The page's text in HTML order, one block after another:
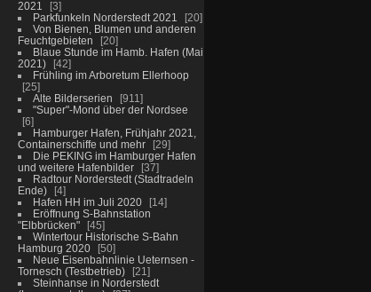
2021
3
Parkfunkeln Norderstedt 2021
20
Von Bienen, Blumen und anderen
Feuchtgebieten
20
Blaue Stunde im Hamb. Hafen (Mai
2021)
42
Frühling im Arboretum Ellerhoop
25
Alte Bilderserien
911
"Super"-Mond über der Nordsee
6
Hamburger Hafen, Frühjahr 2021,
Containerschiffe und mehr
29
Die PEKING im Hamburger Hafen
und weitere Hafenbilder
37
Radtour Norderstedt (Stadtradeln
Ende)
4
Hafen HH im Juli 2020
14
Eröffnung S-Bahnstation
"Elbbrücken"
45
Wintertour Historische S-Bahn
Hamburg 2020
50
Neue Eisenbahnlinie Ueternsen -
Tornesch (Testbetrieb)
21
Steinhanse in Norderstedt